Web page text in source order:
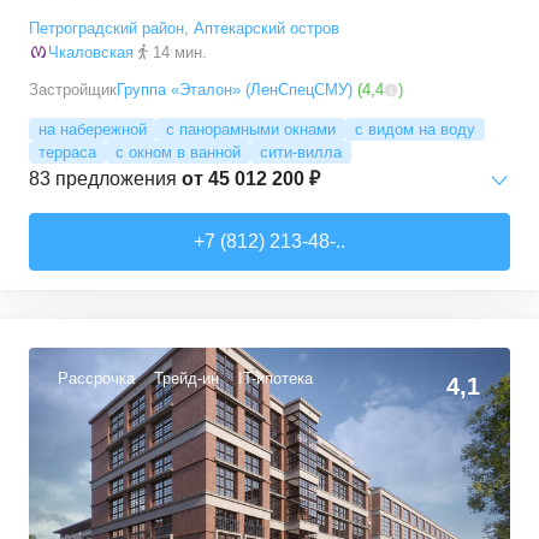
Петроградский район, Аптекарский остров
Чкаловская
14 мин.
ЗастройщикГруппа «Эталон» (ЛенСпецСМУ) (4,4 )
на набережной с панорамными окнами
с видом на воду
терраса
с окном в ванной сити-вилла
83 предложения от 45 012 200 ₽
50,3–140,8м² 43 предложения
3-комн. кв. от 104 059 580 ₽
165,2м² предложений
4-комн. кв. от110 502 280 ₽
+7 (812) 213-48-..
Рассрочка Трейд-ин IT-ипотека 4,1